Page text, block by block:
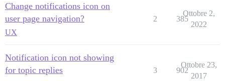
Change notifications icon on
user page navigation?
UX
2 385
Ottobre 2,
2022
Notification icon not showing
for topic replies
3 902
Ottobre 23,
2017